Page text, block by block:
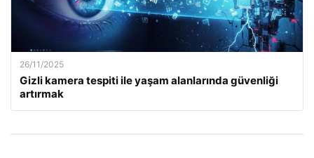
26/11/2025
Gizli kamera tespiti ile yaşam alanlarında güvenliği
artırmak